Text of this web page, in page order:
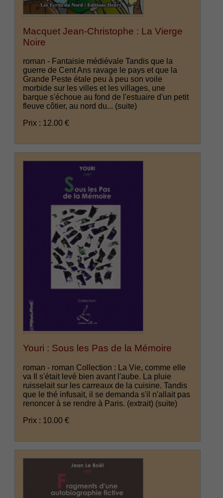
Macquet Jean-Christophe : La Vierge
Noire
roman - Fantaisie médiévale Tandis que la
guerre de Cent Ans ravage le pays et que la
Grande Peste étale peu à peu son voile
morbide sur les villes et les villages, une
barque s'échoue au fond de l'estuaire d'un petit
fleuve côtier, au nord du... (suite)
Prix : 12.00 €
Youri : Sous les Pas de la Mémoire
roman - roman Collection : La Vie, comme elle
va Il s'était levé bien avant l'aube. La pluie
ruisselait sur les carreaux de la cuisine. Tandis
que le thé infusait, il se demanda s'il n'allait pas
renoncer à se rendre à Paris. (extrait) (suite)
Prix : 10.00 €